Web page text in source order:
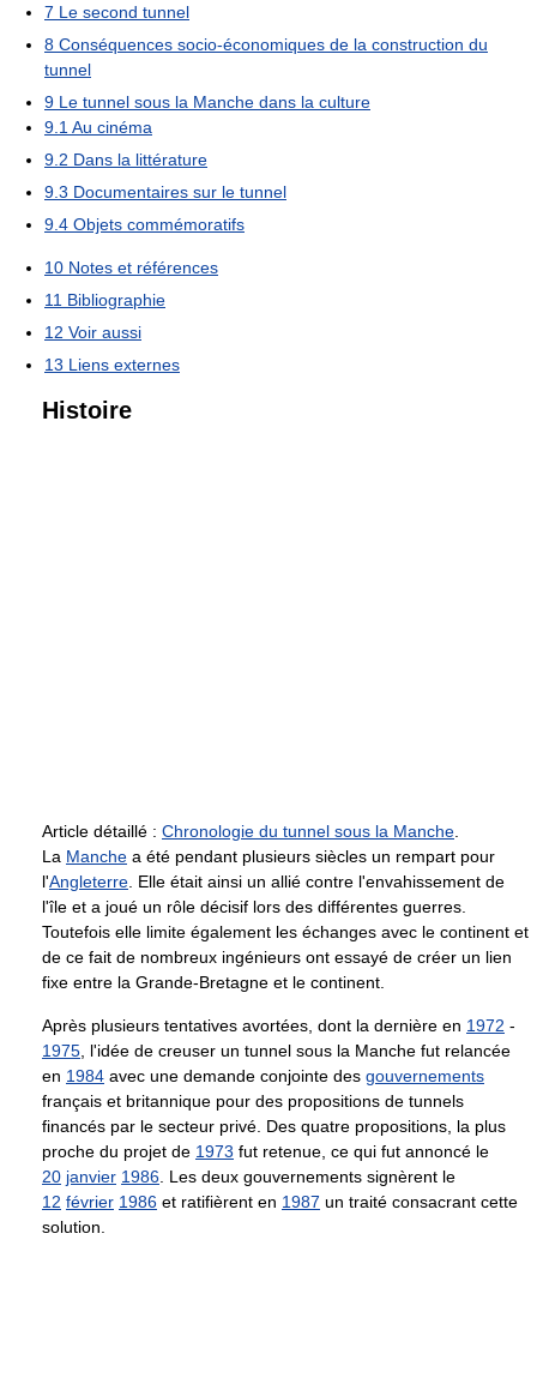
7 Le second tunnel
8 Conséquences socio-économiques de la construction du
tunnel
9 Le tunnel sous la Manche dans la culture
9.1 Au cinéma
9.2 Dans la littérature
9.3 Documentaires sur le tunnel
9.4 Objets commémoratifs
10 Notes et références
11 Bibliographie
12 Voir aussi
13 Liens externes
Histoire
Article détaillé : Chronologie du tunnel sous la Manche
La Manche a été pendant plusieurs siècles un rempart pour
l'Angleterre . Elle était ainsi un allié contre l'envahissement de
l'île et a joué un rôle décisif lors des différentes guerres.
Toutefois elle limite également les échanges avec le continent et
de ce fait de nombreux ingénieurs ont essayé de créer un lien
fixe entre la Grande-Bretagne et le continent.
Après plusieurs tentatives avortées, dont la dernière en 1972 -
1975 , l'idée de creuser un tunnel sous la Manche fut relancée
en 1984 avec une demande conjointe des gouvernements
français et britannique pour des propositions de tunnels
financés par le secteur privé. Des quatre propositions, la plus
proche du projet de 1973 fut retenue, ce qui fut annoncé le
20 janvier 1986 . Les deux gouvernements signèrent le
12 février 1986 et ratifièrent en 1987 un traité consacrant cette
solution.